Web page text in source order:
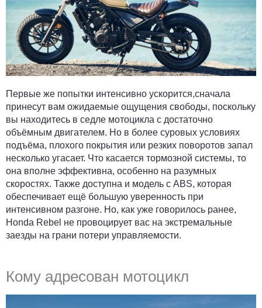
Первые же попытки интенсивно ускорится,сначала
принесут вам ожидаемые ощущения свободы, поскольку
вы находитесь в седле мотоцикла с достаточно
объёмным двигателем. Но в более суровых условиях
подъёма, плохого покрытия или резких поворотов запал
несколько угасает. Что касается тормозной системы, то
она вполне эффективна, особенно на разумных
скоростях. Также доступна и модель с ABS, которая
обеспечивает ещё большую уверенность при
интенсивном разгоне. Но, как уже говорилось ранее,
Honda Rebel не провоцирует вас на экстремальные
заезды на грани потери управляемости.
Кому адресован мотоцикл